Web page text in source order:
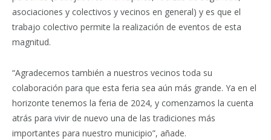
asociaciones y colectivos y vecinos en general) y es que el
trabajo colectivo permite la realización de eventos de esta
magnitud.
“Agradecemos también a nuestros vecinos toda su
colaboración para que esta feria sea aún más grande. Ya en el
horizonte tenemos la feria de 2024, y comenzamos la cuenta
atrás para vivir de nuevo una de las tradiciones más
importantes para nuestro municipio”, añade.